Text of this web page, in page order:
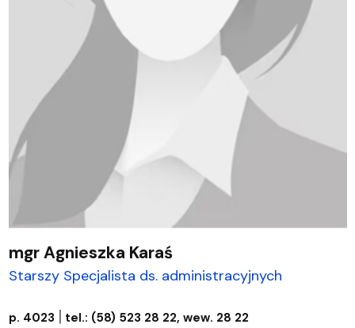
mgr Agnieszka Karaś
Starszy Specjalista ds. administracyjnych
p. 4023 | tel.: (58) 523 28 22, wew. 28 22